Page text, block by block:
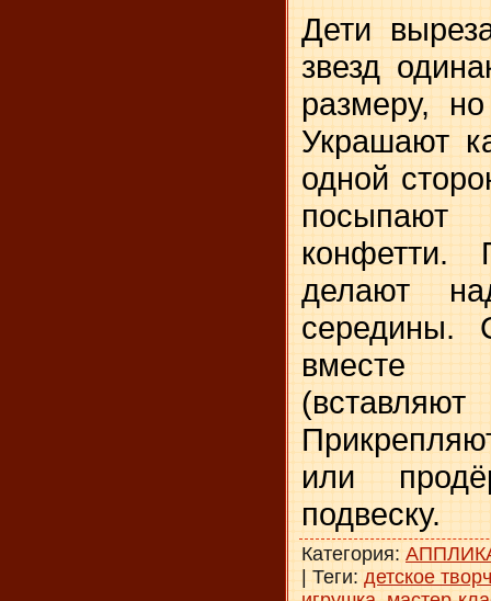
Дети
звезд
размеру,
Украшают
одной
конфетти.
делают
середины.
вместе
или
подвеску.
Категория:
| Теги: детское